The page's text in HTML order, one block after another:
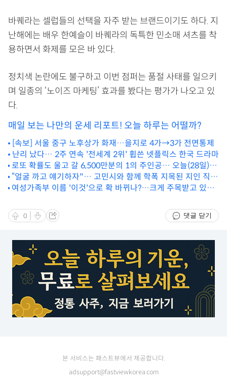
바퀘라는 셀럽들의 선택을 자주 받는 브랜드이기도 하다. 지
난해에는 배우 한예슬이 바퀘라의 독특한 민소매 셔츠를 착
용하면서 화제를 모은 바 있다.
정치색 논란에도 불구하고 이번 점퍼는 품절 사태를 일으키
며 일종의 ‘노이즈 마케팅’ 효과를 봤다는 평가가 나오고 있
다.
매일 보는 나만의 운세 리포트! 오늘 하루는 어떨까?
[속보] 서울 중구 노후상가 화재…을지로 4가→3가 전면통제
난리 났다… 2주 연속 '전세계 2위' 휩쓴 넷플릭스 한국 드라마
로또 확률도 울고 갈 6,500만분의 1의 주인공… 오늘(28일)
‘유퀴즈’서 전격 공개
“얼굴 까고 얘기하자"… 고민시와 함께 학폭 지목된 지인 직접
입 열었다
여성가족부 이름 '이것'으로 확 바뀌나?…크게 주목받고 있는
0 댓글 닫기
본 서비스는 패스트뷰에서 제공합니다.
adsupport@fastviewkorea.com